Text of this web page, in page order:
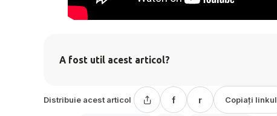
A fost util acest articol?
Distribuie acest articol f r Copiați linkul